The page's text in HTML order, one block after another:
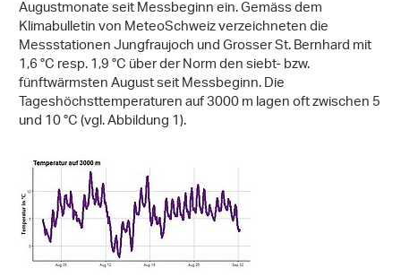
Augustmonate seit Messbeginn ein. Gemäss dem
Klimabulletin von MeteoSchweiz verzeichneten die
Messstationen Jungfraujoch und Grosser St. Bernhard mit
1,6 °C resp. 1,9 °C über der Norm den siebt- bzw.
fünftwärmsten August seit Messbeginn. Die
Tageshöchsttemperaturen auf 3000 m lagen oft zwischen 5
und 10 °C (vgl. Abbildung 1).